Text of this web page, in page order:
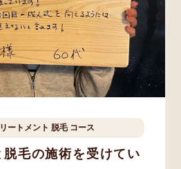
S.Y様 60歳
ートメント 脱毛コース
毛の施術を受けてい